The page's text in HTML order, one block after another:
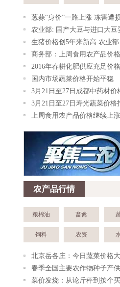
葱蒜“身价”一路上涨 冻害遭
农业部: 国产大豆与进口大豆
生猪价格创5年来新高 农业
商务部：上周食用农产品价
2016年春耕化肥供应充足价
国内市场蔬菜价格开始平稳
3月21日至27日成都中药材价
3月21日至27日寿光蔬菜价格
上周食用农产品价格继续上涨
农产品行情
粮棉油 畜禽
饲料 农资
北京岳各庄：今日蔬菜价格
春季全国主要农作物种子产
菜价发烧：从论斤秤到按个买